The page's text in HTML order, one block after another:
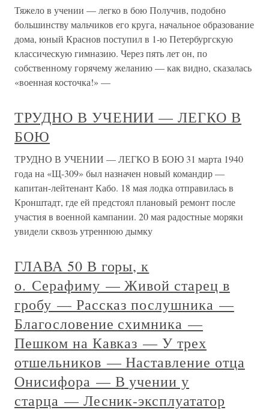
Тяжело в учении — легко в бою Получив, подобно
большинству мальчиков его круга, начальное образование
дома, юный Краснов поступил в 1-ю Петербургскую
классическую гимназию. Через пять лет он, по
собственному горячему желанию — как видно, сказалась
«военная косточка!» —
ТРУДНО В УЧЕНИИ — ЛЕГКО В
БОЮ
ТРУДНО В УЧЕНИИ — ЛЕГКО В БОЮ 31 марта 1940
года на «Щ-309» был назначен новый командир —
капитан-лейтенант Кабо. 18 мая лодка отправилась в
Кронштадт, где ей предстоял плановый ремонт после
участия в военной кампании. 20 мая радостные моряки
увидели сквозь утреннюю дымку
ГЛАВА 50 В горы, к
о. Серафиму — Живой старец в
гробу — Рассказ послушника —
Благословение схимника —
Пешком на Кавказ — У трех
отшельников — Наставление отца
Онисифора — В учении у
старца — Лесник-эксплуататор